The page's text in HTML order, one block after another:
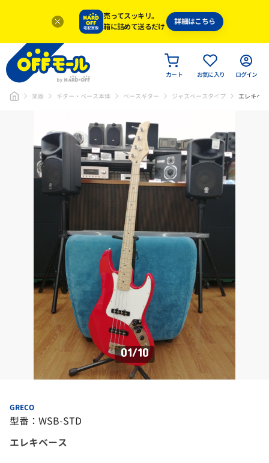
売ってスッキリ。
箱に詰めて送るだけ
詳細はこちら
カート お気に入り ログイン
楽器 ギター・ベース本体 ベースギター ジャズベースタイプ エレキベ
01/10
GRECO
型番：WSB-STD
エレキベース